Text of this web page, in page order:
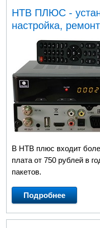
НТВ ПЛЮС -
настройка, ремонт
В НТВ плюс входит
плата от 750 рублей в
пакетов.
Подробнее